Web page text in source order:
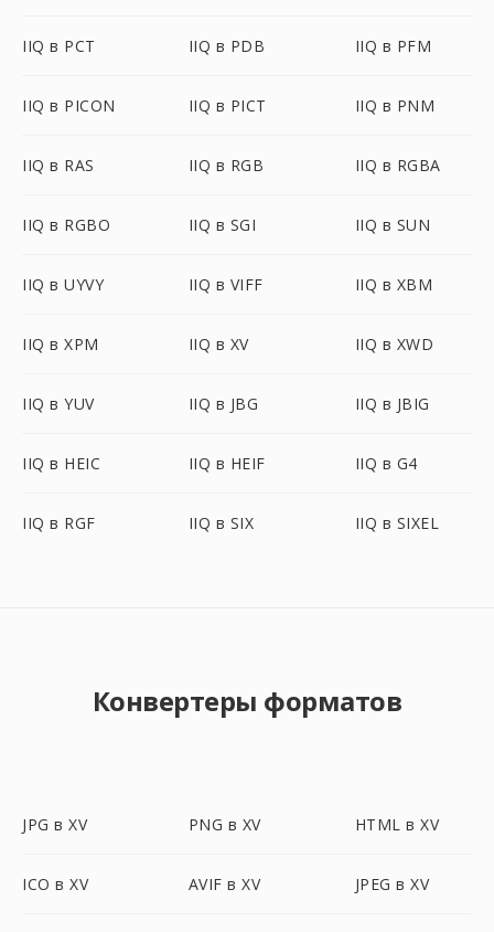
IIQ в PCT IIQ в PDB IIQ в PFM
IIQ в PICON IIQ в PICT IIQ в PNM
IIQ в RAS IIQ в RGB IIQ в RGBA
IIQ в RGBO IIQ в SGI IIQ в SUN
IIQ в UYVY IIQ в VIFF IIQ в XBM
IIQ в XPM IIQ в XV IIQ в XWD
IIQ в YUV IIQ в JBG IIQ в JBIG
IIQ в HEIC IIQ в HEIF IIQ в G4
IIQ в RGF IIQ в SIX IIQ в SIXEL
Конвертеры форматов
JPG в XV PNG в XV HTML в XV
ICO в XV AVIF в XV JPEG в XV